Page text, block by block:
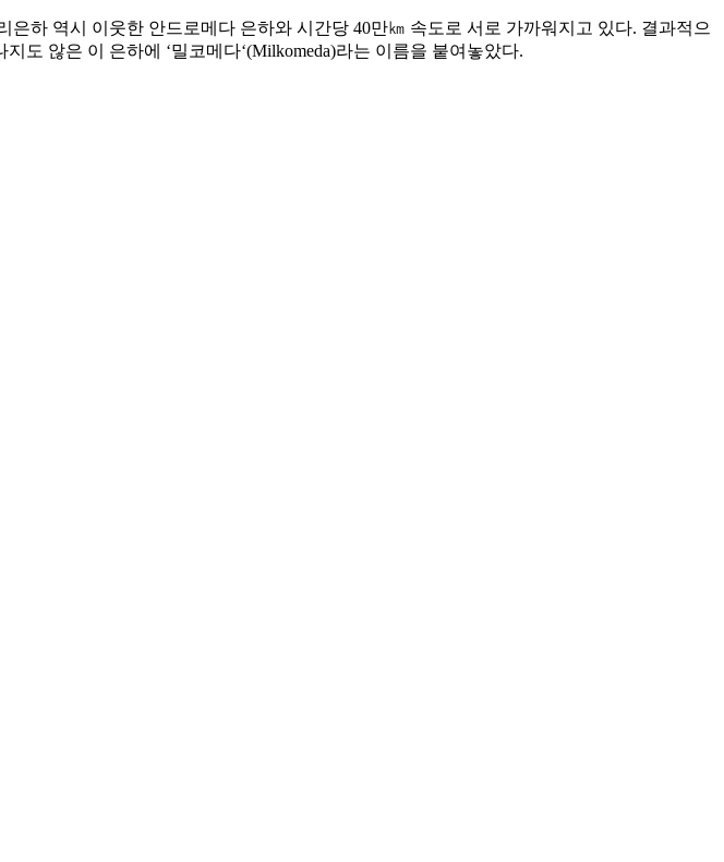
하 역시 이웃한 안드로메다 은하와 시간당 40만㎞ 속도로 서로 가까워지고 있다. 결과적으
도 않은 이 은하에 ‘밀코메다‘(Milkomeda)라는 이름을 붙여놓았다.